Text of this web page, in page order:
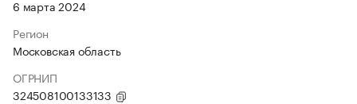
6 марта 2024
Регион
Московская область
ОГРНИП
324508100133133